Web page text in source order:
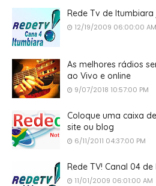
Rede Tv de Itumbiara
12/19/2009 06:00:00 AM
As melhores rádios
ao Vivo e online
9/07/2018 10:57:00 PM
Coloque uma caixa
site ou blog
6/11/2011 04:37:00 PM
Rede TV! Canal 04
11/01/2009 06:01:00 AM